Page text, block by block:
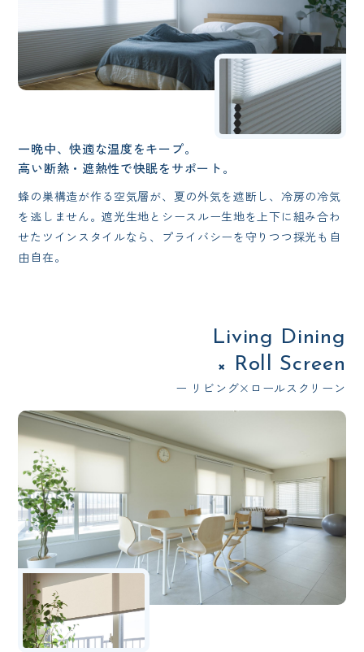
一晩中、快適な温度をキープ。
高い断熱・遮熱性で快眠をサポート。
蜂の巣構造が作る空気層が、夏の外気を遮断し、冷房の冷気
を逃しません。遮光生地とシースルー生地を上下に組み合わ
せたツインスタイルなら、プライバシーを守りつつ採光も自
由自在。
Living Dining
× Roll Screen
ー リビング×ロールスクリーン